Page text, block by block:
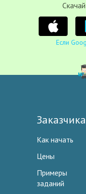
Если
Как начать
Цены
Примеры
заданий